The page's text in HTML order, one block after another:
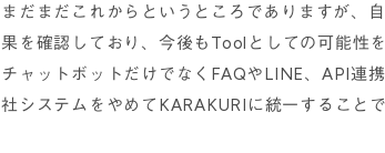
まだまだこれからというところでありますが
果を確認しており、今後もToolとしての可能性
チャットボットだけでなくFAQやLINE、API連
社システムをやめてKARAKURIに統一すること